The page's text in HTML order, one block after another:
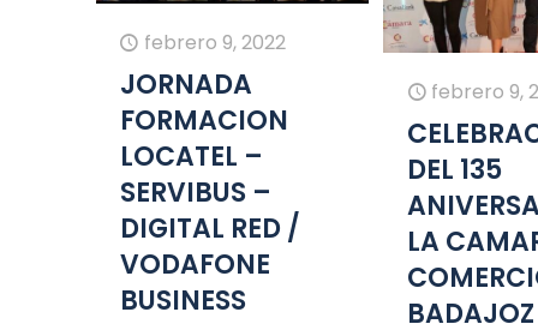
febrero 9, 2022
JORNADA
FORMACION
LOCATEL –
SERVIBUS –
DIGITAL RED /
VODAFONE
BUSINESS
febrero 9,
DEL 135
LA
BADAJOZ